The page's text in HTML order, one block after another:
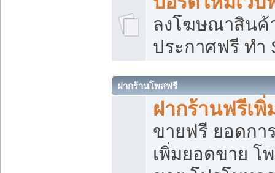
ลงโฆษณาสิน
ประกาศฟรี ทำ
ฝากร้านโพสฟรี
ฝากร้านฟรีเ
ขายฟรี ยอดกา
เพิ่มยอดขาย โ